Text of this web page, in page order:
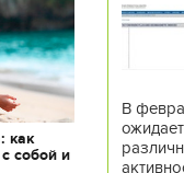
как
собой и
В